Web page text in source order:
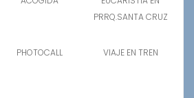
PRRQ.SANTA CRUZ
PHOTOCALL VIAJE EN TREN